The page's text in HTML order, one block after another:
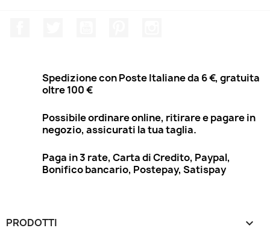
Spedizione con Poste Italiane da 6 €, gratuita
oltre 100 €
Possibile ordinare online, ritirare e pagare in
negozio, assicurati la tua taglia.
Paga in 3 rate, Carta di Credito, Paypal,
Bonifico bancario, Postepay, Satispay
PRODOTTI 